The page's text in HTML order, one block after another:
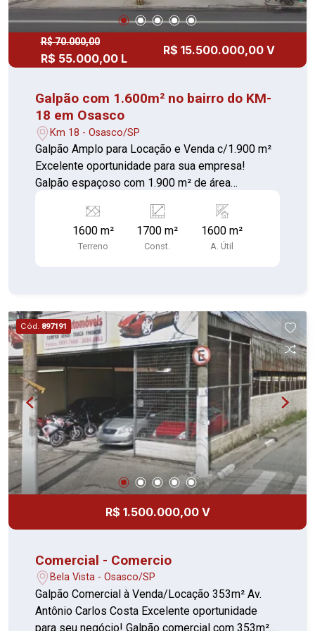
de captação de água de chuva e a filtragem para
uso -Portões automáticos.
R$ 70.000,00
R$ 55.000,00 L
R$ 15.500.000,00 V
Galpão com 1.600m² no bairro do KM-
18 em Osasco
Km 18 - Osasco/SP
Galpão Amplo para Locação e Venda c/1.900 m²
Excelente oportunidade para sua empresa!
Galpão espaçoso com 1.900 m² de área
resistência, ideal para operações industriais,
logísticas ou armazenagem. Estrutura
administrativa completa: Sala térrea com 2
superior (piso em cerâmica) Área de lazer nos
fundos: Ampla área de churrasqueira coberta,
ideal para integração da equipe ou eventos
internos. Espaço versátil, bem distribuído e
pronto para receber sua operação! Localização
estratégica, a região conta com infraestrutura de
transporte público, facilitando o acesso a outras
áreas de Osasco, proximo á Estação Comandante
Sampaio da CPTM, Estação Quitaúna também
(linha de trem).
1600 m²
Terreno
1700 m²
Const.
1600 m²
A. Útil
Cód. 897191
R$ 1.500.000,00 V
Comercial - Comercio
Bela Vista - Osasco/SP
Galpão Comercial à Venda/Locação 353m² Av.
Antônio Carlos Costa Excelente oportunidade
para seu negócio! Galpão comercial com 353m²